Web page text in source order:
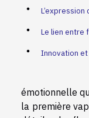
Le lien entre
Innovation
émotionnelle
la première